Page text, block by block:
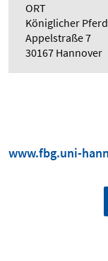
ORT
Königlicher
Appelstraße 7
30167 Hannover
www.fbg.uni-